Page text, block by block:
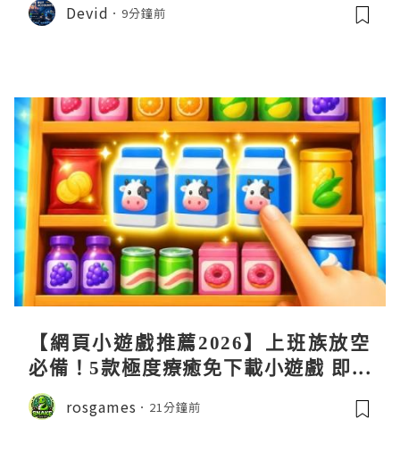
Devid 9分鐘前
【網頁小遊戲推薦2026】上班族放空
必備！5款極度療癒免下載小遊戲 即開
即玩解鎖好心情
rosgames 21分鐘前